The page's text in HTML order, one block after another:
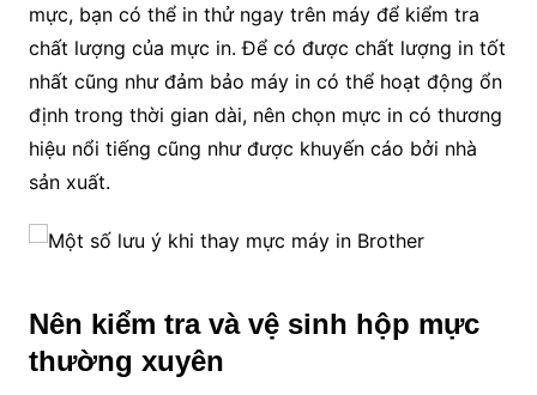
mực, bạn có thể in thử ngay trên máy để kiểm tra
chất lượng của mực in. Để có được chất lượng in tốt
nhất cũng như đảm bảo máy in có thể hoạt động ổn
định trong thời gian dài, nên chọn mực in có thương
hiệu nổi tiếng cũng như được khuyến cáo bởi nhà
sản xuất.
Nên kiểm tra và vệ sinh hộp mực
thường xuyên